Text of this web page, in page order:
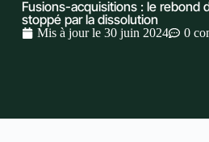
Fusions-acquisitions : le rebond
stoppé par la dissolution
Mis à jour le 30 juin 2024 0